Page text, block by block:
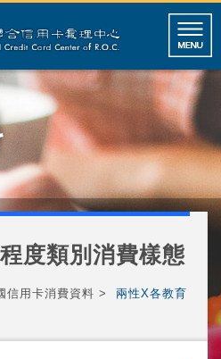
度類別消費樣態
信用卡消費資料
兩性X各教育